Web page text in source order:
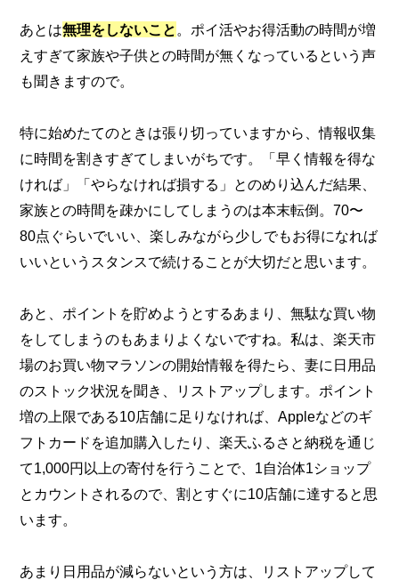
あとは無理をしないこと 。ポイ活やお得活動の時間が増
えすぎて家族や子供との時間が無くなっているという声
も聞きますので。
特に始めたてのときは張り切っていますから、情報収集
に時間を割きすぎてしまいがちです。「早く情報を得な
ければ」「やらなければ損する」とのめり込んだ結果、
家族との時間を疎かにしてしまうのは本末転倒。70〜
80点ぐらいでいい、楽しみながら少しでもお得になれば
いいというスタンスで続けることが大切だと思います。
あと、ポイントを貯めようとするあまり、無駄な買い物
をしてしまうのもあまりよくないですね。私は、楽天市
場のお買い物マラソンの開始情報を得たら、妻に日用品
のストック状況を聞き、リストアップします。ポイント
増の上限である10店舗に足りなければ、Appleなどのギ
フトカードを追加購入したり、楽天ふるさと納税を通じ
て1,000円以上の寄付を行うことで、1自治体1ショップ
とカウントされるので、割とすぐに10店舗に達すると思
います。
あまり日用品が減らないという方は、リストアップして